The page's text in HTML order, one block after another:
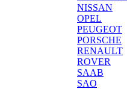
NISSAN
OPEL
PEUGEOT
PORSCHE
RENAULT
ROVER
SAAB
SAO